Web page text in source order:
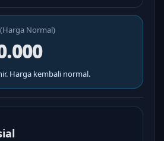
(Harga Normal)
Harga kembali normal.